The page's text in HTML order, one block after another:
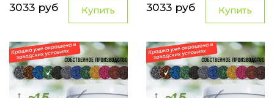
3033 руб Купить 3033 руб Купить